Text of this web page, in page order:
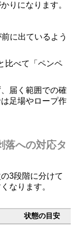
りになります。
に出ているよう
比べて「ペンペ
届く範囲での確
足場やロープ作
落への対応タ
3段階に分けて
なります。
状態の目安